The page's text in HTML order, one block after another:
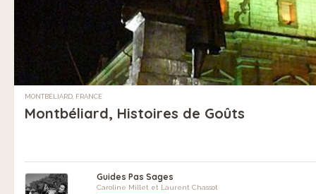
MONTBÉLIARD, FRANCE
Montbéliard, Histoires de Goûts
Guides Pas Sages
Caroline Millet et Laurent Chassot